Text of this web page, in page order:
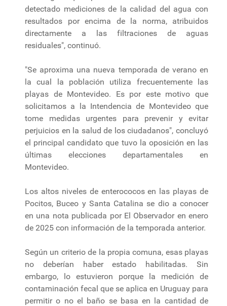
detectado mediciones de la calidad del agua con
resultados por encima de la norma, atribuidos
directamente a las filtraciones de aguas
residuales", continuó.
"Se aproxima una nueva temporada de verano en
la cual la población utiliza frecuentemente las
playas de Montevideo. Es por este motivo que
solicitamos a la Intendencia de Montevideo que
tome medidas urgentes para prevenir y evitar
perjuicios en la salud de los ciudadanos", concluyó
el principal candidato que tuvo la oposición en las
últimas elecciones departamentales en
Montevideo.
Los altos niveles de enterococos en las playas de
Pocitos, Buceo y Santa Catalina se dio a conocer
en una nota publicada por El Observador en enero
de 2025 con información de la temporada anterior.
Según un criterio de la propia comuna, esas playas
no deberían haber estado habilitadas. Sin
embargo, lo estuvieron porque la medición de
contaminación fecal que se aplica en Uruguay para
permitir o no el baño se basa en la cantidad de